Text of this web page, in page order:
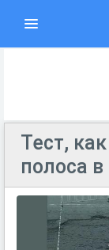
Тест,
полоса